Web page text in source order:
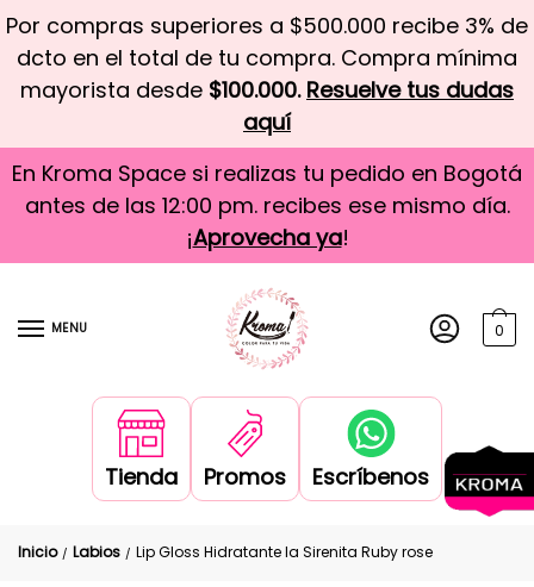
Por compras superiores a $500.000 recibe 3% de
dcto en el total de tu compra. Compra mínima
mayorista desde $100.000. Resuelve tus dudas
aquí
En Kroma Space si realizas tu pedido en Bogotá
antes de las 12:00 pm. recibes ese mismo día.
¡Aprovecha ya!
MENU 0
Tienda Promos Escríbenos
Inicio / Labios / Lip Gloss Hidratante la Sirenita Ruby rose